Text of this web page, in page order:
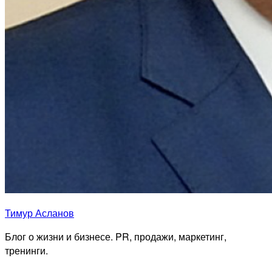
Тимур Асланов
Блог о жизни и бизнесе. PR, продажи, маркетинг,
тренинги.